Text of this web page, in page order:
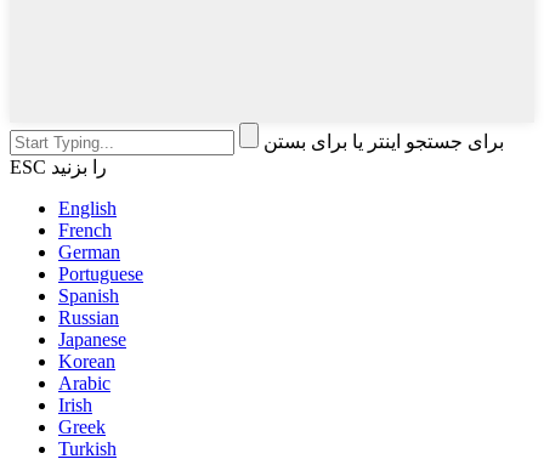
برای جستجو اینتر یا برای بستن
ESC را بزنید
English
French
German
Portuguese
Spanish
Russian
Japanese
Korean
Arabic
Irish
Greek
Turkish